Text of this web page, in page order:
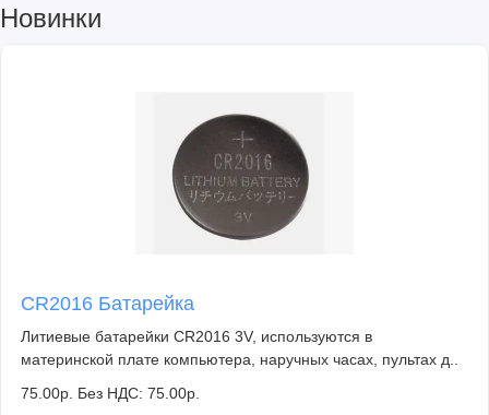
Новинки
CR2016 Батарейка
Литиевые батарейки CR2016 3V, используются в
материнской плате компьютера, наручных часах, пультах д..
75.00р. Без НДС: 75.00р.